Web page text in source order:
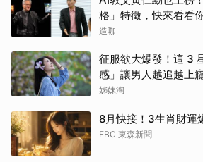
格」特徵，快來看看
造咖
征服欲大爆發！這 3
感」讓男人越追越上
姊妹淘
8月快接！3生肖財運
EBC 東森新聞